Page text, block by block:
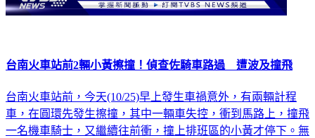
台南火車站前2輛小黃擦撞！偵查佐騎車路過 遭波及撞飛
台南火車站前，今天(10/25)早上發生車禍意外，有兩輛計程
車，在圓環先發生擦撞，其中一輛車失控，衝到馬路上，撞飛
一名機車騎士，又繼續往前衝，撞上排班區的小黃才停下。無